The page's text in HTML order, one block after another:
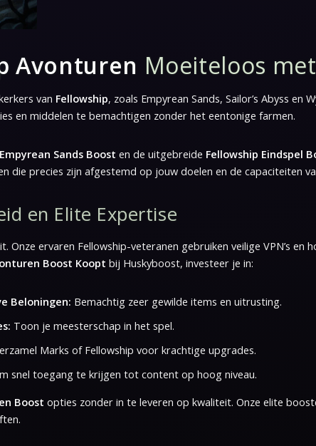
Avonturen Moeiteloos
van Fellowship, zoals Empyrean Sands, Sailor’s Abyss en
en middelen te bemachtigen zonder het eentonige farmen.
Empyrean Sands Boost en de uitgebreide Fellowship Eindspel
die precies zijn afgestemd op jouw doelen en de capaciteiten
en Elite Expertise
Onze ervaren Fellowship-veteranen gebruiken veilige VPN’s
Boost Koopt bij Huskyboost, investeer je in:
Beloningen: Bemachtig zeer gewilde items en uitrusting.
Toon je meesterschap in het spel.
Marks of Fellowship voor krachtige upgrades.
snel toegang te krijgen tot content op hoog niveau.
Boost opties zonder in te leveren op kwaliteit. Onze elite